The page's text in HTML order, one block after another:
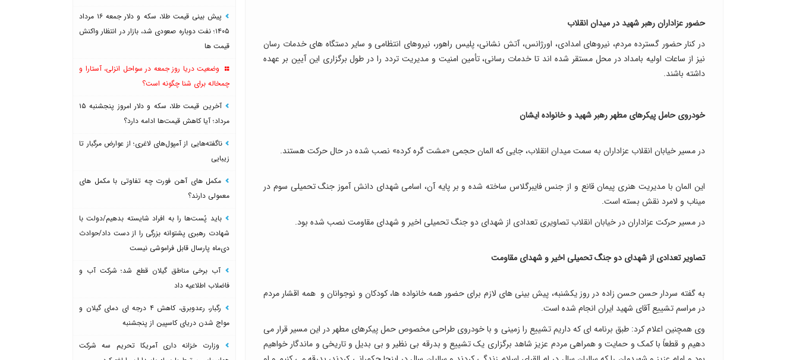
حضور عزاداران رهبر شهید در میدان انقلاب
در کنار حضور گسترده مردم، نیروهای امدادی، اورژانس، آتش نشانی، پلیس راهور، نیروهای انتظامی و سایر دستگاه های خدمات رسان
نیز از ساعات اولیه بامداد در محل مستقر شده اند تا خدمات رسانی، تأمین امنیت و مدیریت تردد را در طول برگزاری این آیین بر عهده
داشته باشند.
خودروی حامل پیکرهای مطهر رهبر شهید و خانواده ایشان
در مسیر خیابان انقلاب عزاداران به سمت میدان انقلاب، جایی که المان حجمی «مشت گره کرده» نصب شده در حال حرکت هستند.
این المان با مدیریت هنری پیمان قانع و از جنس فایبرگلاس ساخته شده و بر پایه آن، اسامی شهدای دانش آموز جنگ تحمیلی سوم در
میناب و لامرد نقش بسته است.
در مسیر حرکت عزاداران در خیابان انقلاب تصاویری تعدادی از شهدای دو جنگ تحمیلی اخیر و شهدای مقاومت نصب شده بود.
تصاویر تعدادی از شهدای دو جنگ تحمیلی اخیر و شهدای مقاومت
به گفته سردار حسن حسن زاده در روز یکشنبه، پیش بینی های لازم برای حضور همه خانواده ها، کودکان و نوجوانان و همه اقشار مردم
در مراسم تشییع آقای شهید ایران انجام شده است.
وی همچنین اعلام کرد: طبق برنامه ای که داریم تشییع را زمینی و با خودروی طراحی مخصوص حمل پیکرهای مطهر در این مسیر قرار می
دهیم و قطعاً با کمک و حمایت و همراهی مردم عزیز شاهد برگزاری یک تشییع و بدرقه بی نظیر و بی بدیل و تاریخی و ماندگار خواهیم
پیش بینی قیمت طلا، سکه و دلار جمعه ۱۶ مرداد
۱۴۰۵؛ نفت دوباره صعودی شد، بازار در انتظار واکنش
قیمت ها
وضعیت دریا روز جمعه در سواحل انزلی، آستارا و
چمخاله برای شنا چگونه است؟
آخرین قیمت طلا، سکه و دلار امروز پنجشنبه ۱۵
مرداد؛ آیا کاهش قیمت‌ها ادامه دارد؟
ناگفته‌هایی از آمپول‌های لاغری؛ از عوارض مرگبار تا
زیبایی
مکمل های آهن فورت چه تفاوتی با مکمل های
معمولی دارند؟
باید پُست‌ها را به افراد شایسته بدهیم/دولت با
شهادت رهبری پشتوانه بزرگی را از دست داد/حوادث
دی‌ماه پارسال قابل فراموشی نیست
آب برخی مناطق گیلان قطع شد؛ شرکت آب و
فاضلاب اطلاعیه داد
رگبار، رعدوبرق، کاهش ۴ درجه ای دمای گیلان و
مواج شدن دریای کاسپین از پنجشنبه
وزارت خزانه داری آمریکا تحریم سه شرکت